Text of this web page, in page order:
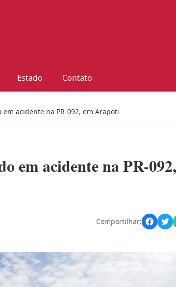
Estado Contato
acidente na PR-092, em Arapoti
em acidente na PR-092,
Compartilhar: